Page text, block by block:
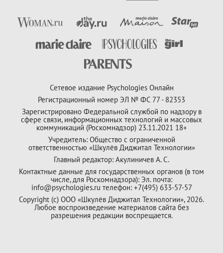
Сетевое издание Psychologies Онлайн
Регистрационный номер ЭЛ № ФС 77 - 82353
Зарегистрировано Федеральной службой по надзору в
сфере связи, информационных технологий и массовых
коммуникаций (Роскомнадзор) 23.11.2021 18+
Учредитель: Общество с ограниченной
ответственностью «Шкулёв Диджитал Технологии»
Главный редактор: Акулиничев А. С.
Контактные данные для государственных органов (в том
числе, для Роскомнадзора): Эл. почта:
info@psychologies.ru телефон: +7(495) 633-57-57
Copyright (с) ООО «Шкулёв Диджитал Технологии», 2026.
Любое воспроизведение материалов сайта без
разрешения редакции воспрещается.